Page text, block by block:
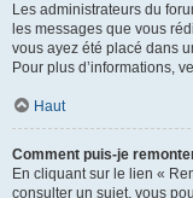
Les administrateurs du
les messages que vous
vous ayez été placé dans
Pour plus d’informations,
Haut
Comment puis-je
En cliquant sur le lien «
consulter un sujet, vous